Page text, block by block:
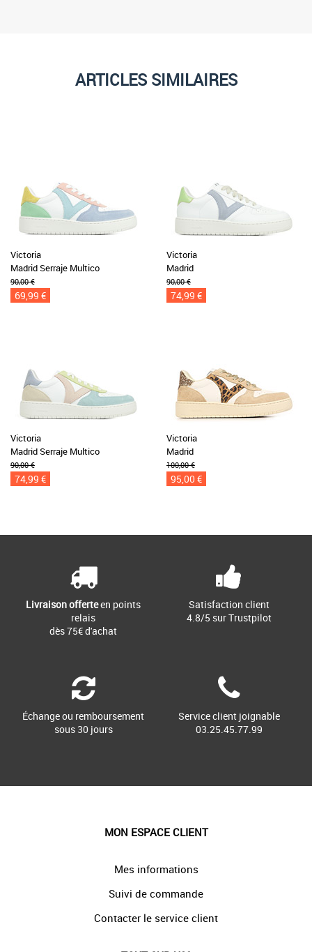
ARTICLES SIMILAIRES
Victoria
Madrid Serraje Multico
90,00 €
69,99 €
Victoria
Madrid
90,00 €
74,99 €
Victoria
Madrid Serraje Multico
90,00 €
74,99 €
Victoria
Madrid
100,00 €
95,00 €
Livraison offerteen points
relais
dès 75€ d'achat
Satisfaction client
4.8/5 sur Trustpilot
Échange ou remboursement
sous 30 jours
Service client joignable
03.25.45.77.99
MON ESPACE CLIENT
Mes informations
Suivi de commande
Contacter le service client